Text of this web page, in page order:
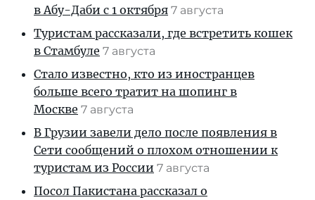
в Абу-Даби с 1 октября 7 августа
Туристам рассказали, где встретить кошек
в Стамбуле 7 августа
Стало известно, кто из иностранцев
больше всего тратит на шопинг в
Москве 7 августа
В Грузии завели дело после появления в
Сети сообщений о плохом отношении к
туристам из России 7 августа
Посол Пакистана рассказал о